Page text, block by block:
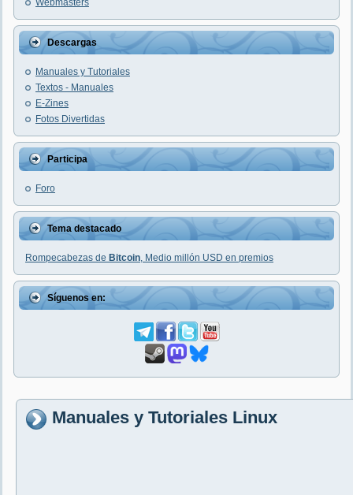
Webmasters
Descargas
Manuales y Tutoriales
Textos - Manuales
E-Zines
Fotos Divertidas
Participa
Foro
Tema destacado
Rompecabezas de Bitcoin, Medio millón USD en premios
Síguenos en:
Manuales y Tutoriales Linux